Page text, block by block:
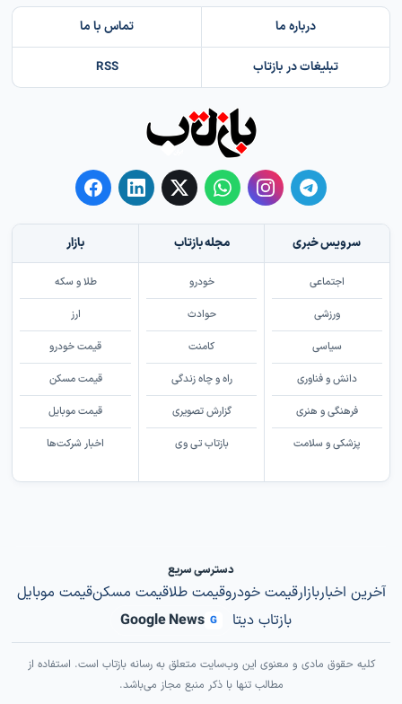
درباره ما تماس با ما
تبلیغات در بازتاب RSS
سرویس خبری
اجتماعی
ورزشی
سیاسی
دانش و فناوری
فرهنگی و هنری
پزشکی و سلامت
مجله بازتاب
خودرو
حوادث
کامنت
راه و چاه زندگی
گزارش تصویری
بازتاب تی وی
بازار
طلا و سکه
ارز
قیمت خودرو
قیمت مسکن
قیمت موبایل
اخبار شرکت‌ها
دسترسی سریع
آخرین اخباربازارقیمت خودروقیمت طلاقیمت مسکنقیمت موبایل
بازتاب دیتا
G
Google News
کلیه حقوق مادی و معنوی این وب‌سایت متعلق به رسانه بازتاب است. استفاده از
مطالب تنها با ذکر منبع مجاز می‌باشد.